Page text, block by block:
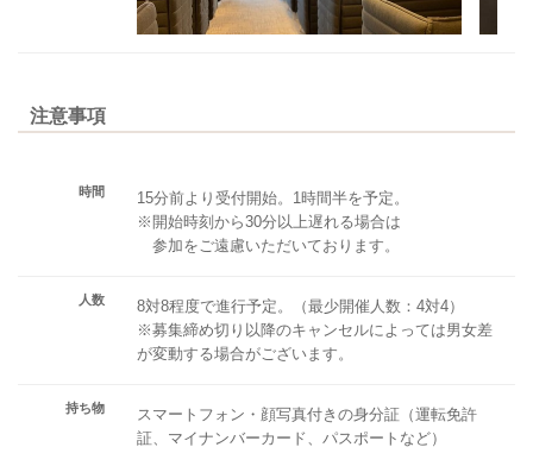
注意事項
時間
15分前より受付開始。1時間半を予定。
※開始時刻から30分以上遅れる場合は
参加をご遠慮いただいております。
人数
8対8程度で進行予定。（最少開催人数：4対4）
※募集締め切り以降のキャンセルによっては男女差
が変動する場合がございます。
持ち物
スマートフォン・顔写真付きの身分証（運転免許
証、マイナンバーカード、パスポートなど）